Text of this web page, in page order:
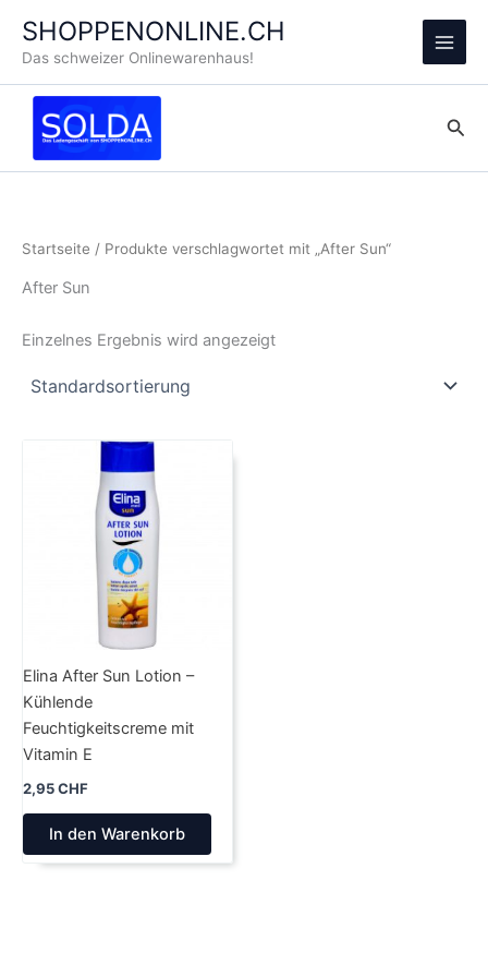
Inhalt
springen
SHOPPENONLINE.CH
Das schweizer Onlinewarenhaus!
Main
Startseite / Produkte verschlagwortet mit „After Sun“
After Sun
Einzelnes Ergebnis wird angezeigt
Elina After Sun Lotion –
Kühlende
Feuchtigkeitscreme mit
Vitamin E
2,95CHF
In den Warenkorb